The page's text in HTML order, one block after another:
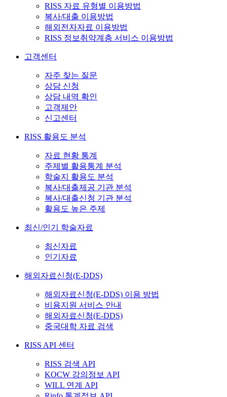
RISS 자료 유형별 이용방법
복사/대출 이용방법
해외전자자료 이용방법
RISS 정보취약계층 서비스 이용방법
고객센터
자주 찾는 질문
상담 신청
상담 내역 확인
고객제안
신고센터
RISS 활용도 분석
자료 현황 통계
주제별 활용통계 분석
학술지 활용도 분석
복사/대출제공 기관 분석
복사/대출신청 기관 분석
활용도 높은 주제
최신/인기 학술자료
최신자료
인기자료
해외자료신청(E-DDS)
해외자료신청(E-DDS) 이용 방법
비용지원 서비스 안내
해외자료신청(E-DDS)
중국대학 자료 검색
RISS API 센터
RISS 검색 API
KOCW 강의정보 API
WILL 연계 API